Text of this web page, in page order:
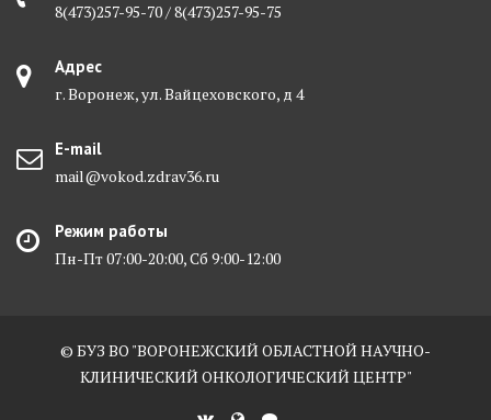
8(473)257-95-70 / 8(473)257-95-75
Адрес
г. Воронеж, ул. Вайцеховского, д 4
E-mail
mail@vokod.zdrav36.ru
Режим работы
Пн-Пт 07:00-20:00, Сб 9:00-12:00
© БУЗ ВО "ВОРОНЕЖСКИЙ ОБЛАСТНОЙ НАУЧНО-
КЛИНИЧЕСКИЙ ОНКОЛОГИЧЕСКИЙ ЦЕНТР"